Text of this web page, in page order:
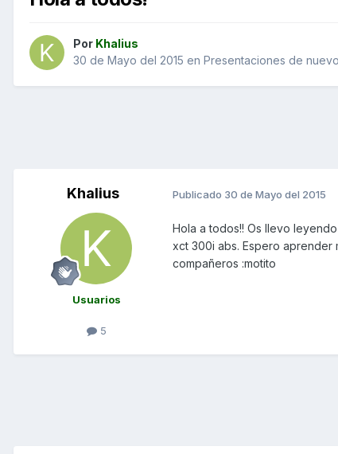
Por Khalius
30 de Mayo del 2015 en Presentaciones de
Khalius
Usuarios
5
Publicado 30 de Mayo del 2015
Hola a todos!! Os llevo
xct 300i abs. Espero
compañeros :motito